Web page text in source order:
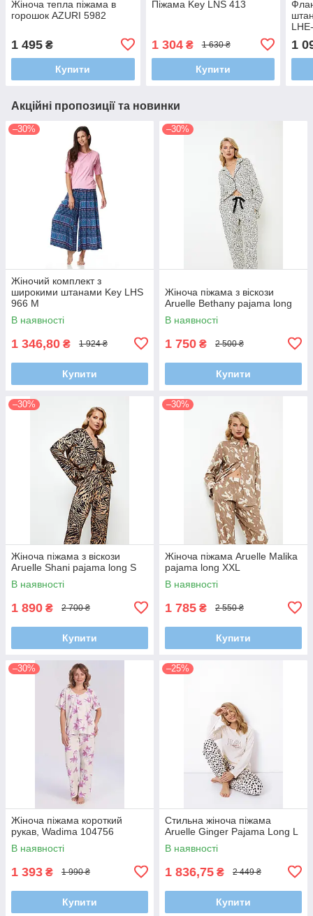
Жіноча тепла піжама в
горошок AZURI 5982
1 495 ₴
Купити
Піжама Key LNS 413
1 304₴ 1 630 ₴
Купити
1
Акційні пропозиції та новинки
–30%
Жіночий комплект з
широкими штанами Key LHS
966 M
В наявності
1 346,80 ₴ 1 924 ₴
Купити
–30%
Жіноча піжама з віскози
Aruelle Bethany pajama long
В наявності
1 750 ₴ 2 500 ₴
Купити
–30%
Жіноча піжама з віскози
Aruelle Shani pajama long S
В наявності
1 890 ₴ 2 700 ₴
Купити
–30%
Жіноча піжама Aruelle Malika
pajama long XXL
В наявності
1 785 ₴ 2 550 ₴
Купити
–30%
Жіноча піжама короткий
рукав, Wadima 104756
В наявності
1 393 ₴ 1 990 ₴
Купити
–25%
Стильна жіноча піжама
Aruelle Ginger Pajama Long L
В наявності
1 836,75 ₴ 2 449 ₴
Купити